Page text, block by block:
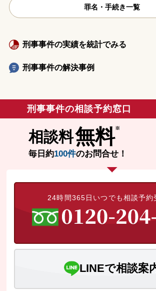
罪名・手続き一覧
刑事事件の実績を統計でみる
刑事事件の解決事例
刑事事件の相談予約窓口
相談料無料
毎日約100件のお問合せ！
24時間365日いつでも相談予約
LINEで相談案